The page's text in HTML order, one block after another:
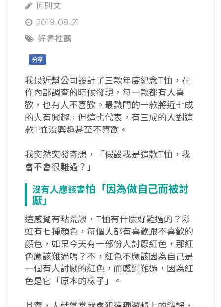
何則文
2019-08-21
好書推薦
分享
我最近幫公司設計了三款年度紀念T恤，在
作內部調查的時候發現，每一款都有人喜
歡，也有人不喜歡。最熱門的一款將近七成
的人有興趣，但這也代表，有三成的人對這
款T恤沒興趣甚至不喜歡。
我突然突發奇想，「假設我是這款T恤，我
會不會很難過？」
沒有人應該害怕「因為做自己而被討
厭」
這感覺有點荒謬，T恤有什麼好難過的？彩
虹有七種顏色，每個人都有喜歡跟不喜歡的
顏色，如果今天有一部份人討厭紅色，那紅
色應該難過嗎？不，紅色不應該因為自己是
一個有人討厭的紅色，而感到難過，因為紅
色是它「原本的樣子」。